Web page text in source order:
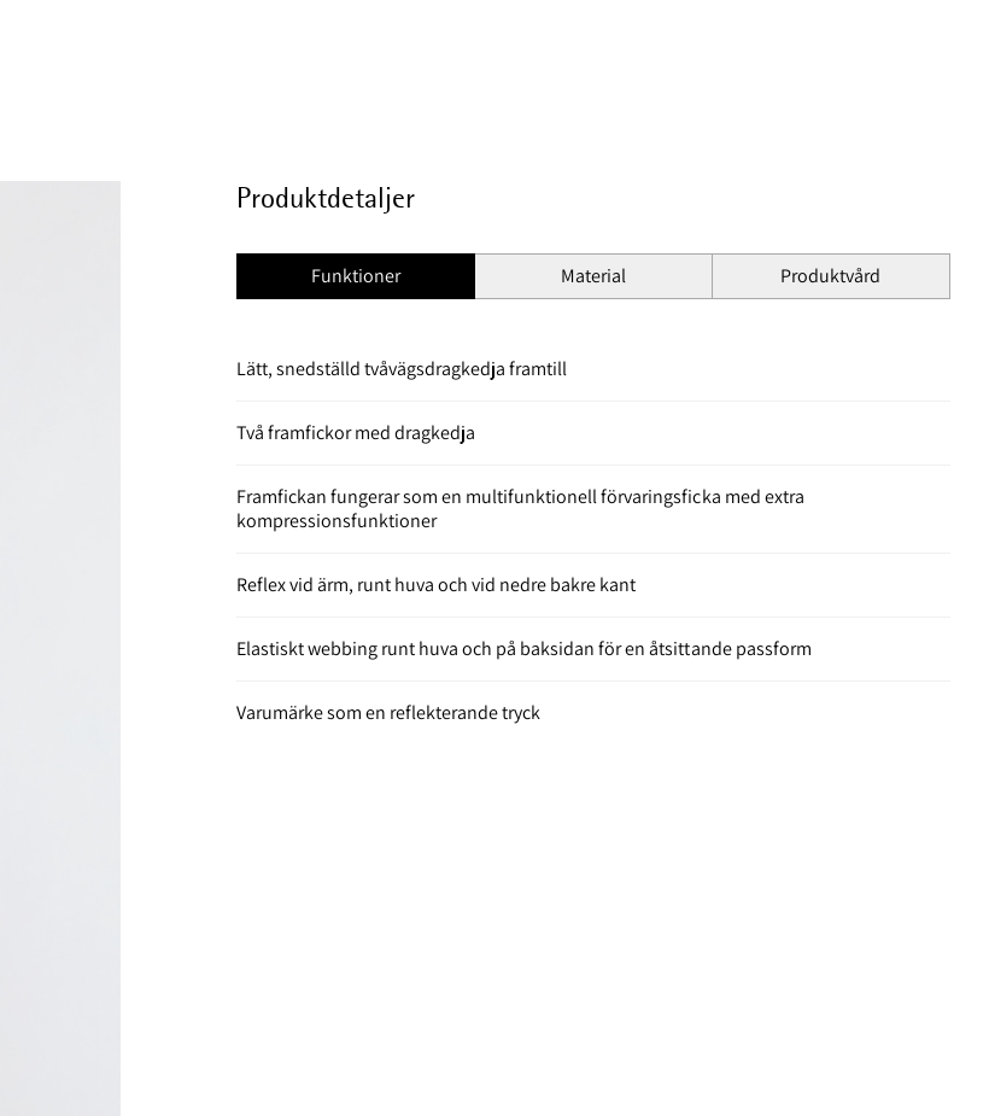
Produktdetaljer
Funktioner Material Produktvård
Lätt, snedställd tvåvägsdragkedja framtill
Två framfickor med dragkedja
Framfickan fungerar som en multifunktionell förvaringsficka med extra
kompressionsfunktioner
Reflex vid ärm, runt huva och vid nedre bakre kant
Elastiskt webbing runt huva och på baksidan för en åtsittande passform
Varumärke som en reflekterande tryck